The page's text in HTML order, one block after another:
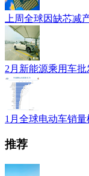
上周全球因缺芯减
2月新能源乘用车
1月全球电动车销
推荐